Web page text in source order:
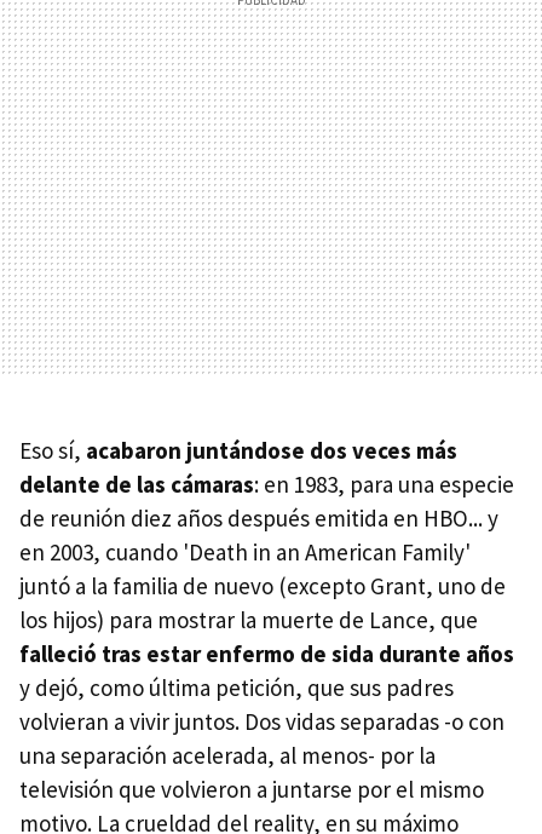
Eso sí, acabaron juntándose dos veces más
delante de las cámaras: en 1983, para una especie
de reunión diez años después emitida en HBO... y
en 2003, cuando 'Death in an American Family'
juntó a la familia de nuevo (excepto Grant, uno de
los hijos) para mostrar la muerte de Lance, que
falleció tras estar enfermo de sida durante años
y dejó, como última petición, que sus padres
volvieran a vivir juntos. Dos vidas separadas -o con
una separación acelerada, al menos- por la
televisión que volvieron a juntarse por el mismo
motivo. La crueldad del reality, en su máximo